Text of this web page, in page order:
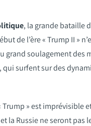
, la grande bataille
de l’ère « Trump II »
grand soulagement des
qui surfent sur des
Trump » est imprévisible
la Russie ne seront pas